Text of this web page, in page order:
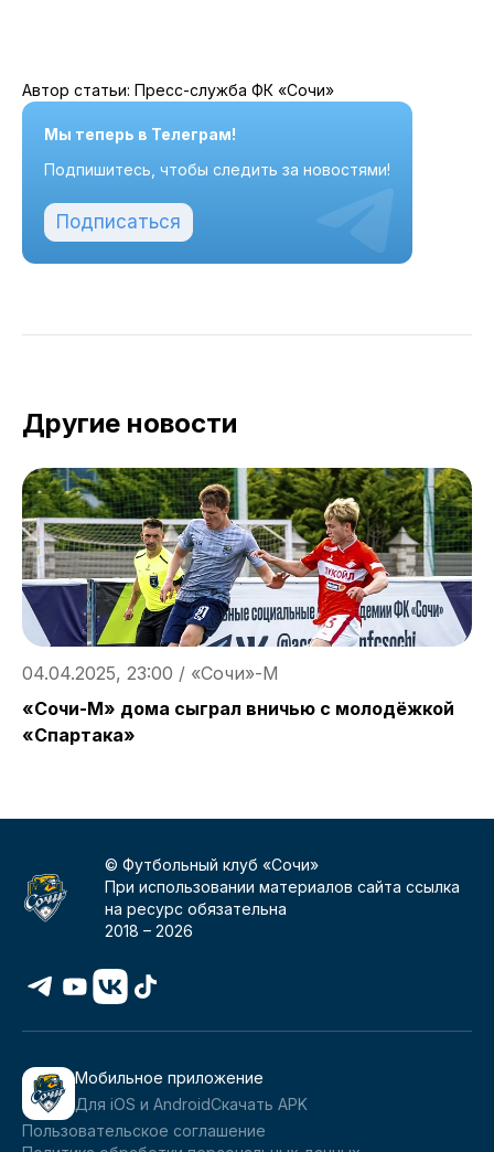
Автор статьи: Пресс-служба ФК «Сочи»
Мы теперь в Телеграм!
Подпишитесь, чтобы следить за новостями!
Подписаться
Другие новости
04.04.2025, 23:00 / «Сочи»-М
«Сочи-М» дома сыграл вничью с молодёжкой
«Спартака»
© Футбольный клуб «Сочи»
При использовании материалов сайта ссылка
на ресурс обязательна
2018 –2026
Мобильное приложение
Для iOS и AndroidСкачать APK
Пользовательское соглашение